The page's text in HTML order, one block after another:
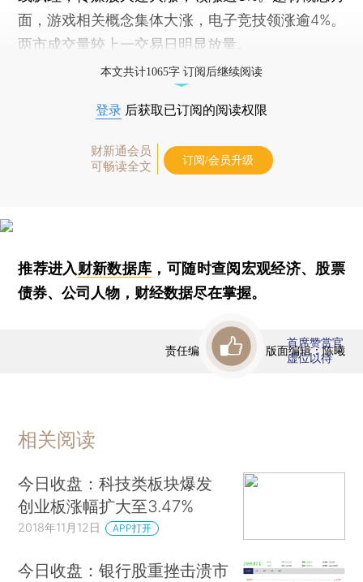
面，游戏相关概念集体大涨，电子竞技领涨逾4%。
两市成交量较上一交易日明显放量。
本文共计1065字 订阅后继续阅读
登录 后获取已订阅的阅读权限
财新通会员
可畅读全文
订阅/会员升级
推荐进入财新数据库 ，可随时查阅宏观经济、股票
债券、公司人物，财经数据尽在掌握。
责任编辑：曹文姣 | 版面编辑：陈曦
首席赞赏官
虚位以待
相关阅读
今日收盘：科技类板块爆发
创业板涨幅扩大至3.47%
2018年11月12日 APP打开
今日收盘：银行股重挫击溃市